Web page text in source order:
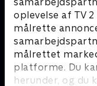
oplevelse af TV
målrette
målrettet
platforme. Du
herunder, og du
Happy fucking
Drama • 1 sæsoner